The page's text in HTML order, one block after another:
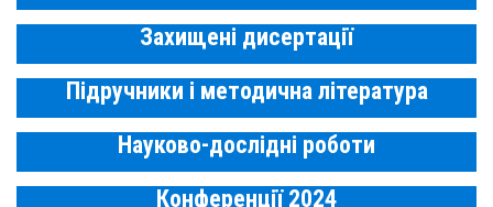
Захищені дисертації
Підручники і методична література
Науково-дослідні роботи
Конференції 2024